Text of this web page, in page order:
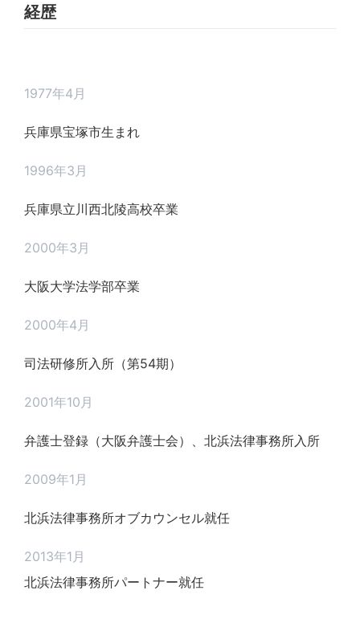
経歴
1977年4月
兵庫県宝塚市生まれ
1996年3月
兵庫県立川西北陵高校卒業
2000年3月
大阪大学法学部卒業
2000年4月
司法研修所入所（第54期）
2001年10月
弁護士登録（大阪弁護士会）、北浜法律事務所入所
2009年1月
北浜法律事務所オブカウンセル就任
2013年1月
北浜法律事務所パートナー就任